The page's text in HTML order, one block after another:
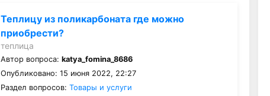
Теплицу из поликарбоната где можно
приобрести?
теплица
Автор вопроса:katya_fomina_8686
Опубликовано: 15 июня 2022, 22:27
Раздел вопросов:Товары и услуги